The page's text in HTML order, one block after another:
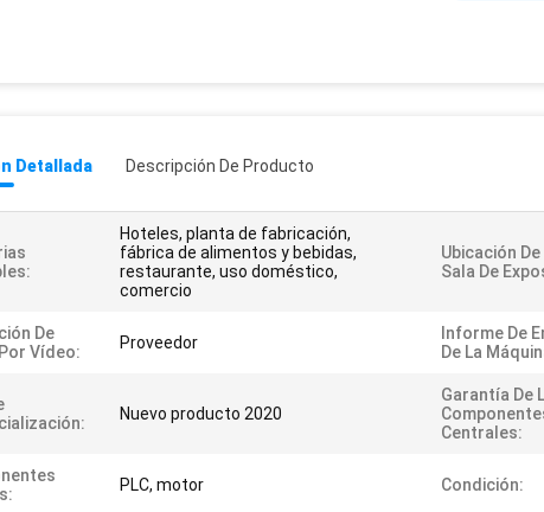
Detallada Descripción De Producto
Hoteles, planta de fabricación,
fábrica de alimentos y bebidas,
restaurante, uso doméstico,
comercio
Ubicación De
Sala De
De
Vídeo:
Proveedor
Informe De
De La
Nuevo producto 2020
Garantía De
Centrales:
PLC, motor Condición: